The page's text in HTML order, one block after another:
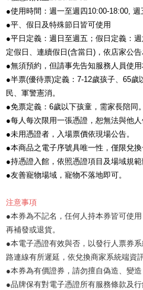
●使用時間：週一至週四10:00-18:00,
●平、假日及特殊節日皆可使用
●平日定義：週日至週五；假日定義：
定假日、連續假日(含當日)，依店家公告
●無須預約，但請事先告知服務人員使
●半票(優待票)定義：7-12歲孩子、65
民、軍警憲消。
●免票定義：6歲以下孩童，需家長陪同。
●每人每次限用一張憑證，恕無法與他人
●未用憑證者，入場票價依現場公告。
●本商品之電子序號具唯一性，僅限兌換
●持憑證入館，依照憑證項目及場域規
●友善寵物場域，寵物不落地即可。
注意事項
●本券為不記名，任何人持本券皆可使
再補發或退貨。
●本電子憑證有效與否，以發行人票券
路連線有所遲延，依兌換商家系統端資訊
●本券為有價證券，請勿擅自偽造、變造
●品牌保有對電子憑證所有服務條款及